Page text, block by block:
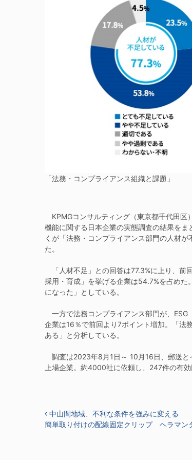
「法務・コンプライアンス組織と課題」
KPMGコンサルティング（東京都千代田区
機能に関する日本企業の実態調査の結果を
くが「法務・コンプライアンス部門の人材
た。
「人材不足」との回答は77.3%に上り、前
採用・育成」を挙げる企業は54.7%を占め
になった」としている。
一方で法務コンプライアンス部門が、ESG
企業は16％で前回より7ポイント増加。「法
ある」と分析している。
調査は2023年8月1日～ 10月16日、郵送と
上場企業。約4000社に依頼し、247件の有
投稿ナビゲーション
中山間地域、不利な条件を強みに変える
簡単取り付けの配線固定クリップ ヘラマン